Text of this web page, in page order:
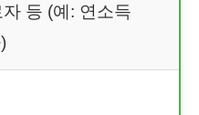
등 (예: 연소득